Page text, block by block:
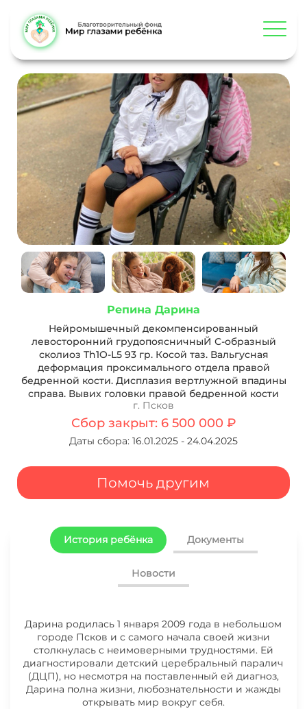
Репина Дарина
Нейромышечный декомпенсированный
левосторонний грудопоясничныЙ С-образный
сколиоз Th1O-L5 93 гр. Косой таз. Вальгусная
деформация проксимального отдела правой
бедренной кости. Дисплазия вертлужной впадины
справа. Вывих головки правой бедренной кости
г. Псков
Сбор закрыт: 6 500 000 ₽
Даты сбора: 16.01.2025 - 24.04.2025
Помочь другим
История ребёнка Документы
Новости
Дарина родилась 1 января 2009 года в небольшом
городе Псков и с самого начала своей жизни
столкнулась с неимоверными трудностями. Ей
диагностировали детский церебральный паралич
(ДЦП), но несмотря на поставленный ей диагноз,
Дарина полна жизни, любознательности и жажды
открывать мир вокруг себя.
24.04.2025 СБОР ДЛЯ РЕПИНОЙ
ДАРИНЫ ЗАКРЫТ
08.04.2025 НОВОСТИ РЕПИНОЙ
ДАРИНЫ